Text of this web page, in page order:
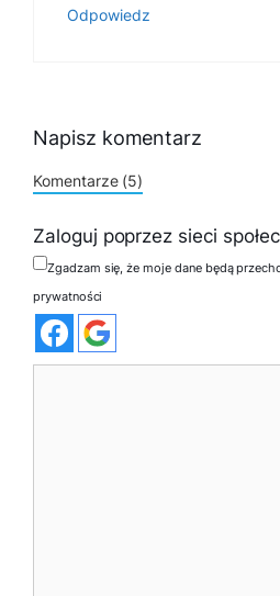
Odpowiedz
Napisz komentarz
Komentarze (5)
Zaloguj poprzez sieci
Zgadzam się, że moje dane będą
prywatności